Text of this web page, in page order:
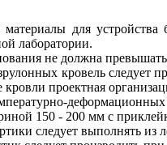
для устройства
лаборатории.
не должна
кровель
проектная
150 - 200 мм с
следует выполнять из